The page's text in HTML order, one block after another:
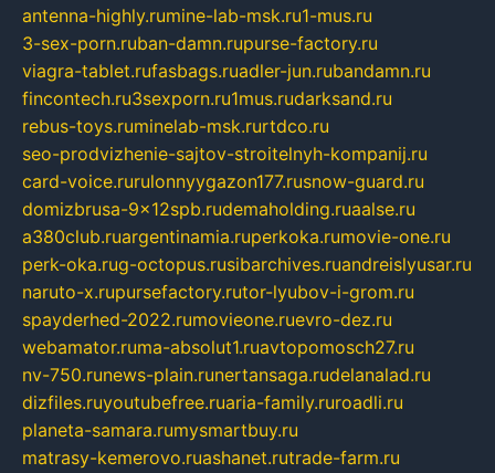
antenna-highly.rumine-lab-msk.ru1-mus.ru
3-sex-porn.ruban-damn.rupurse-factory.ru
viagra-tablet.rufasbags.ruadler-jun.rubandamn.ru
fincontech.ru3sexporn.ru1mus.rudarksand.ru
rebus-toys.ruminelab-msk.rurtdco.ru
seo-prodvizhenie-sajtov-stroitelnyh-kompanij.ru
card-voice.rurulonnyygazon177.rusnow-guard.ru
domizbrusa-9x12spb.rudemaholding.ruaalse.ru
a380club.ruargentinamia.ruperkoka.rumovie-one.ru
perk-oka.rug-octopus.rusibarchives.ruandreislyusar.ru
naruto-x.rupursefactory.rutor-lyubov-i-grom.ru
spayderhed-2022.rumovieone.ruevro-dez.ru
webamator.ruma-absolut1.ruavtopomosch27.ru
nv-750.runews-plain.runertansaga.rudelanalad.ru
dizfiles.ruyoutubefree.ruaria-family.ruroadli.ru
planeta-samara.rumysmartbuy.ru
matrasy-kemerovo.ruashanet.rutrade-farm.ru